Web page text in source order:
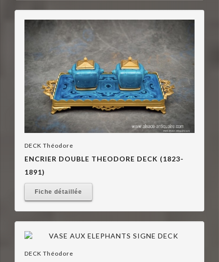
DECK Théodore
ENCRIER DOUBLE THEODORE DECK (1823-
1891)
Fiche détaillée
DECK Théodore